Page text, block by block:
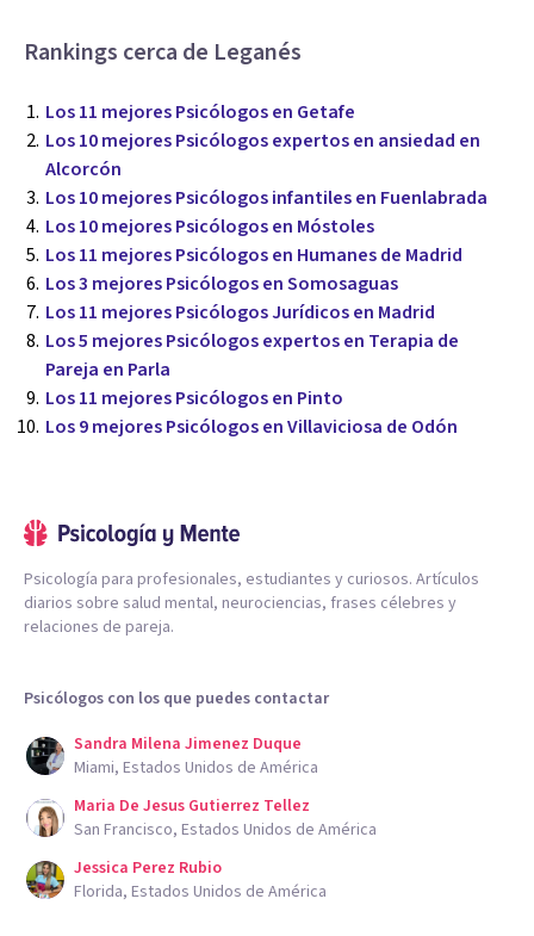
Rankings cerca de Leganés
Los 11 mejores Psicólogos en Getafe
Los 10 mejores Psicólogos expertos en ansiedad en
Alcorcón
Los 10 mejores Psicólogos infantiles en Fuenlabrada
Los 10 mejores Psicólogos en Móstoles
Los 11 mejores Psicólogos en Humanes de Madrid
Los 3 mejores Psicólogos en Somosaguas
Los 11 mejores Psicólogos Jurídicos en Madrid
Los 5 mejores Psicólogos expertos en Terapia de
Pareja en Parla
Los 11 mejores Psicólogos en Pinto
Los 9 mejores Psicólogos en Villaviciosa de Odón
Psicología para profesionales, estudiantes y curiosos. Artículos
diarios sobre salud mental, neurociencias, frases célebres y
relaciones de pareja.
Psicólogos con los que puedes contactar
Sandra Milena Jimenez Duque
Miami, Estados Unidos de América
Maria De Jesus Gutierrez Tellez
San Francisco, Estados Unidos de América
Jessica Perez Rubio
Florida, Estados Unidos de América